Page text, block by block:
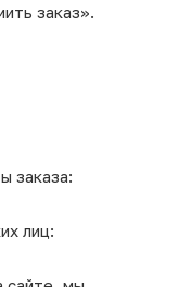
заказ».
заказа:
лиц: